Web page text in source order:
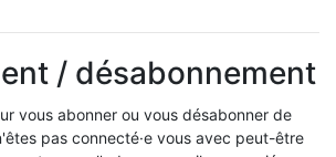
/ désabonnement
vous abonner ou vous désabonner de
pas connecté·e vous avec peut-être